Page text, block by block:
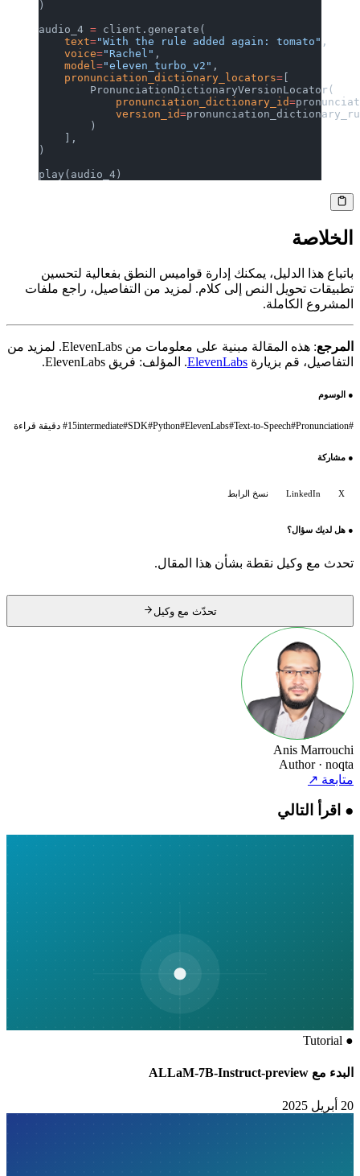
audio_4 client.generate(
    text
="With the rule added again: tomato"
    voice
= "Rachel"
    model
="eleven_turbo_v2"
    pronunciation_dictionary_locators
=
        PronunciationDictionaryVersionLocator(
            pronunciation_dictionary_id
=
            version_id
=
        )
    ],
play(audio_4)
الخلاصة
باتباع هذا الدليل، يمكنك إدارة قواميس النطق بفعالية لتحسين
تطبيقات تحويل النص إلى كلام. لمزيد من التفاصيل، راجع ملفات
المشروع الكاملة.
المرجع
: هذه المقالة مبنية على معلومات من ElevenLabs. لمزيد من
التفاصيل، قم بزيارةElevenLabs. المؤلف: فريق ElevenLabs.
●الوسوم
Pronunciation
#
Text-to-Speech
#
ElevenLabs
#
Python
#
SDK
#
intermediate
#15 دقيقة قراءة
●مشاركة
LinkedIn نسخ الرابط
●هل لديك سؤال؟
تحدث مع وكيل نقطة بشأن هذا المقال.
تحدّث مع وكيل
Anis Marrouchi
Author · noqta
متابعة↗
●اقرأ التالي
●
Tutorial
البدء مع ALLaM-7B-Instruct-preview
20 أبريل 2025